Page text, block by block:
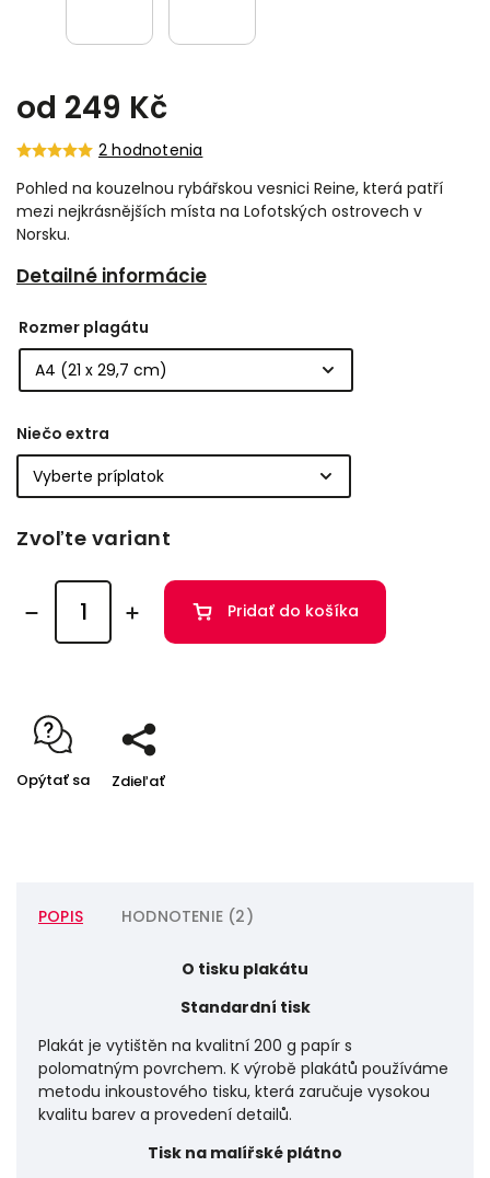
od 249 Kč
2 hodnotenia
Pohled na kouzelnou rybářskou vesnici Reine, která patří
mezi nejkrásnějších místa na Lofotských ostrovech v
Norsku.
Detailné informácie
Rozmer plagátu
Niečo extra
Zvoľte variant
Pridať do košíka
Opýtať sa Zdieľať
POPIS HODNOTENIE (2)
O tisku plakátu
Standardní tisk
Plakát je vytištěn na kvalitní 200 g papír s
polomatným povrchem. K výrobě plakátů používáme
metodu inkoustového tisku, která zaručuje vysokou
kvalitu barev a provedení detailů.
Tisk na malířské plátno